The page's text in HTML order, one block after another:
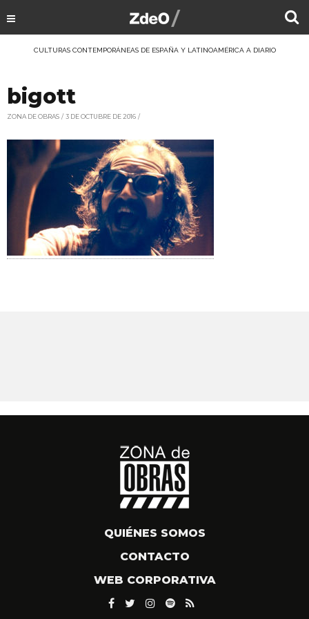
CULTURAS CONTEMPORÁNEAS DE ESPAÑA Y LATINOAMÉRICA A DIARIO
bigott
ZONA DE OBRAS 3 DE OCTUBRE DE 2016
QUIÉNES SOMOS
CONTACTO
WEB CORPORATIVA